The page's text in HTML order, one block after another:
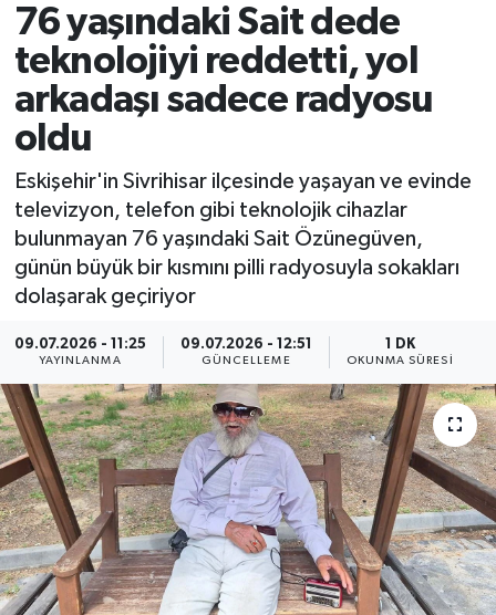
76 yaşındaki Sait dede
teknolojiyi reddetti, yol
arkadaşı sadece radyosu
oldu
Eskişehir'in Sivrihisar ilçesinde yaşayan ve evinde
televizyon, telefon gibi teknolojik cihazlar
bulunmayan 76 yaşındaki Sait Özünegüven,
günün büyük bir kısmını pilli radyosuyla sokakları
dolaşarak geçiriyor
09.07.2026 - 11:25
YAYINLANMA
09.07.2026 - 12:51
GÜNCELLEME
1 DK
OKUNMA SÜRESI
SPOR
YAŞAM
Son Dakika Haberleri
Haber Arşivi